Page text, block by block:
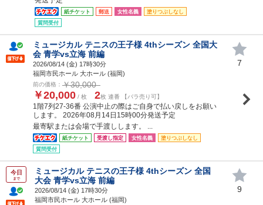
紙チケット 郵送 女性名義
塗りつぶしなし
質問受付
ミュージカル テニスの王子様 4thシーズン 全国大
会 青学vs立海 前編
2026/08/14 (金) 17時30分
福岡市民ホール 大ホール (福岡)
前の価格： ￥30,000
￥20,000 / 枚 2枚 連番 【バラ売り可】
1階7列27-36番 公演中止の際はご自身で払い戻しをお願い
します。 2026年08月14日15時00分発送予定
最寄駅または会場で手渡しします。 ...
紙チケット 受渡し指定 女性名義
塗りつぶしなし
質問受付
7
今日
まで
ミュージカル テニスの王子様 4thシーズン 全国
大会 青学vs立海 前編
2026/08/14 (金) 17時30分
福岡市民ホール 大ホール (福岡)
9